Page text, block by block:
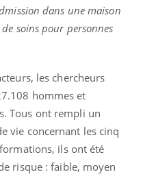
dans une maison
soins pour personnes
les chercheurs
hommes et
Tous ont rempli un
vie concernant les cinq
ils ont été
risque : faible, moyen